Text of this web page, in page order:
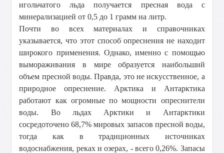
игольчатого льда получается пресная вода с
минерализацией от 0,5 до 1 грамм на литр.
Почти во всех материалах и справочниках
указывается, что этот способ опреснения не находит
широкого применения. Однако, именно с помощью
вымораживания в мире образуется наибольший
объем пресной воды. Правда, это не искусственное, а
природное опреснение. Арктика и Антарктика
работают как огромные по мощности опреснители
воды. Во льдах Арктики и Антарктики
сосредоточено 68,7% мировых запасов пресной воды,
тогда как в традиционных источниках
водоснабжения, реках и озерах, - всего 0,26%. Запасы